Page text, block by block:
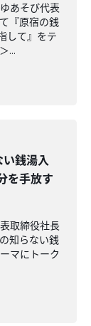
あそび代表
『原宿の銭
して』をテ
...
銭湯入
を手放す
取締役社長
知らない銭
マにトーク